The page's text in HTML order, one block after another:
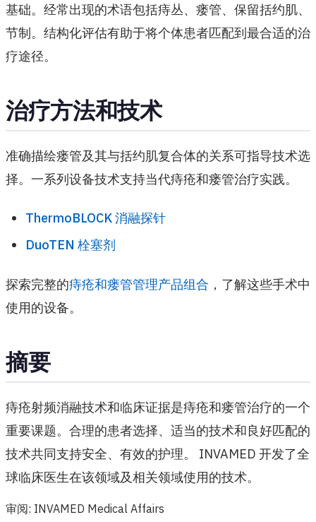
基础。经常出现的术语包括痔丛、瘘管、保留括约肌、
节制。结构化评估有助于将个体患者匹配到最合适的治
疗途径。
治疗方法和技术
准确描绘瘘管及其与括约肌复合体的关系可指导技术选
择。一系列设备技术支持当代痔疮和瘘管治疗实践。
ThermoBLOCK 消融探针
DuoTEN 栓塞剂
探索完整的痔疮和瘘管管理产品组合 ，了解这些手术中
使用的设备。
摘要
痔疮射频消融技术和临床证据是痔疮和瘘管治疗的一个
重要课题。合理的患者选择、适当的技术和良好匹配的
技术共同支持安全、有效的护理。 INVAMED 开发了全
球临床医生在该领域及相关领域使用的技术。
审阅: INVAMED Medical Affairs